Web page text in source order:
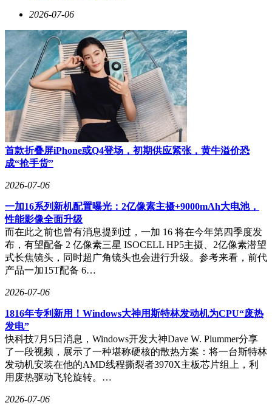
2026-07-06
首款折叠屏iPhone或Q4登场，初期供应紧张，黄牛溢价恐
成“抢手货”
2026-07-06
一加16系列新机配置曝光：2亿像素主摄+9000mAh大电池，
性能影像全面升级
而在此之前也曾有消息提到过，一加 16 将在今年第四季度发
布，有望配备 2 亿像素三星 ISOCELL HP5主摄、2亿像素潜望
式长焦镜头，同时超广角镜头也会进行升级。参考来看，前代
产品一加15T配备 6…
2026-07-06
1816年专利新用！Windows大神用斯特林发动机为CPU“废热
发电”
快科技7月5日消息，Windows开发大神Dave W. Plummer分享
了一段视频，展示了一种堪称硬核的散热方案：将一台斯特林
发动机安装在他的AMD线程撕裂者3970X主板芯片组上，利
用废热驱动飞轮旋转。…
2026-07-06